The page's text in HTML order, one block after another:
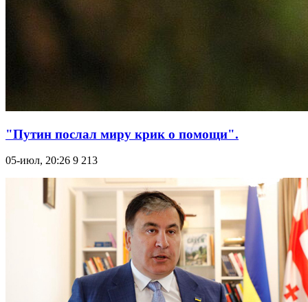
"Путин послал миру крик о помощи".
05-июл, 20:26 9 213